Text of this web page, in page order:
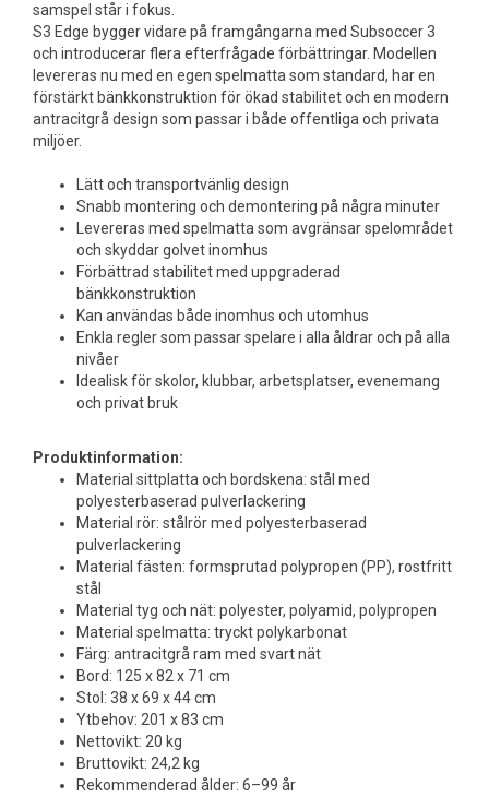
samspel står i fokus.
S3 Edge bygger vidare på framgångarna med Subsoccer 3
och introducerar flera efterfrågade förbättringar. Modellen
levereras nu med en egen spelmatta som standard, har en
förstärkt bänkkonstruktion för ökad stabilitet och en modern
antracitgrå design som passar i både offentliga och privata
miljöer.
Lätt och transportvänlig design
Snabb montering och demontering på några minuter
Levereras med spelmatta som avgränsar spelområdet
och skyddar golvet inomhus
Förbättrad stabilitet med uppgraderad
bänkkonstruktion
Kan användas både inomhus och utomhus
Enkla regler som passar spelare i alla åldrar och på alla
nivåer
Idealisk för skolor, klubbar, arbetsplatser, evenemang
och privat bruk
Produktinformation:
Material sittplatta och bordskena: stål med
polyesterbaserad pulverlackering
Material rör: stålrör med polyesterbaserad
pulverlackering
Material fästen: formsprutad polypropen (PP), rostfritt
stål
Material tyg och nät: polyester, polyamid, polypropen
Material spelmatta: tryckt polykarbonat
Färg: antracitgrå ram med svart nät
Bord: 125 x 82 x 71 cm
Stol: 38 x 69 x 44 cm
Ytbehov: 201 x 83 cm
Nettovikt: 20 kg
Bruttovikt: 24,2 kg
Rekommenderad ålder: 6–99 år